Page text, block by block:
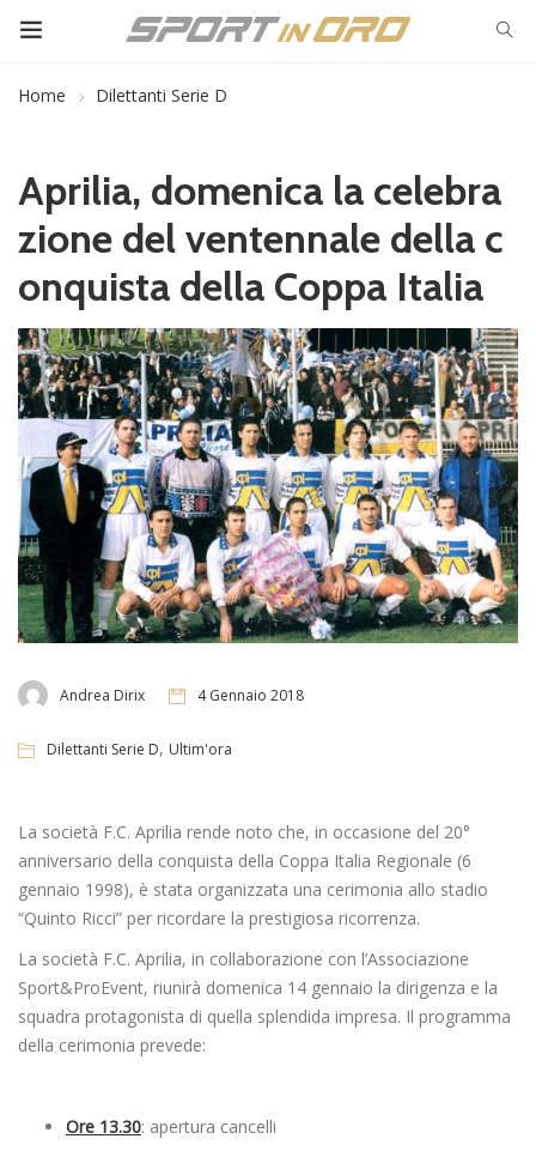
Home Dilettanti Serie D
Aprilia, domenica la celebra
zione del ventennale della c
onquista della Coppa Italia
Andrea Dirix 4 Gennaio 2018
Dilettanti Serie D, Ultim'ora
La società F.C. Aprilia rende noto che, in occasione del 20°
anniversario della conquista della Coppa Italia Regionale (6
gennaio 1998), è stata organizzata una cerimonia allo stadio
“Quinto Ricci” per ricordare la prestigiosa ricorrenza.
La società F.C. Aprilia, in collaborazione con l’Associazione
Sport&ProEvent, riunirà domenica 14 gennaio la dirigenza e la
squadra protagonista di quella splendida impresa. Il programma
della cerimonia prevede:
Ore 13.30: apertura cancelli